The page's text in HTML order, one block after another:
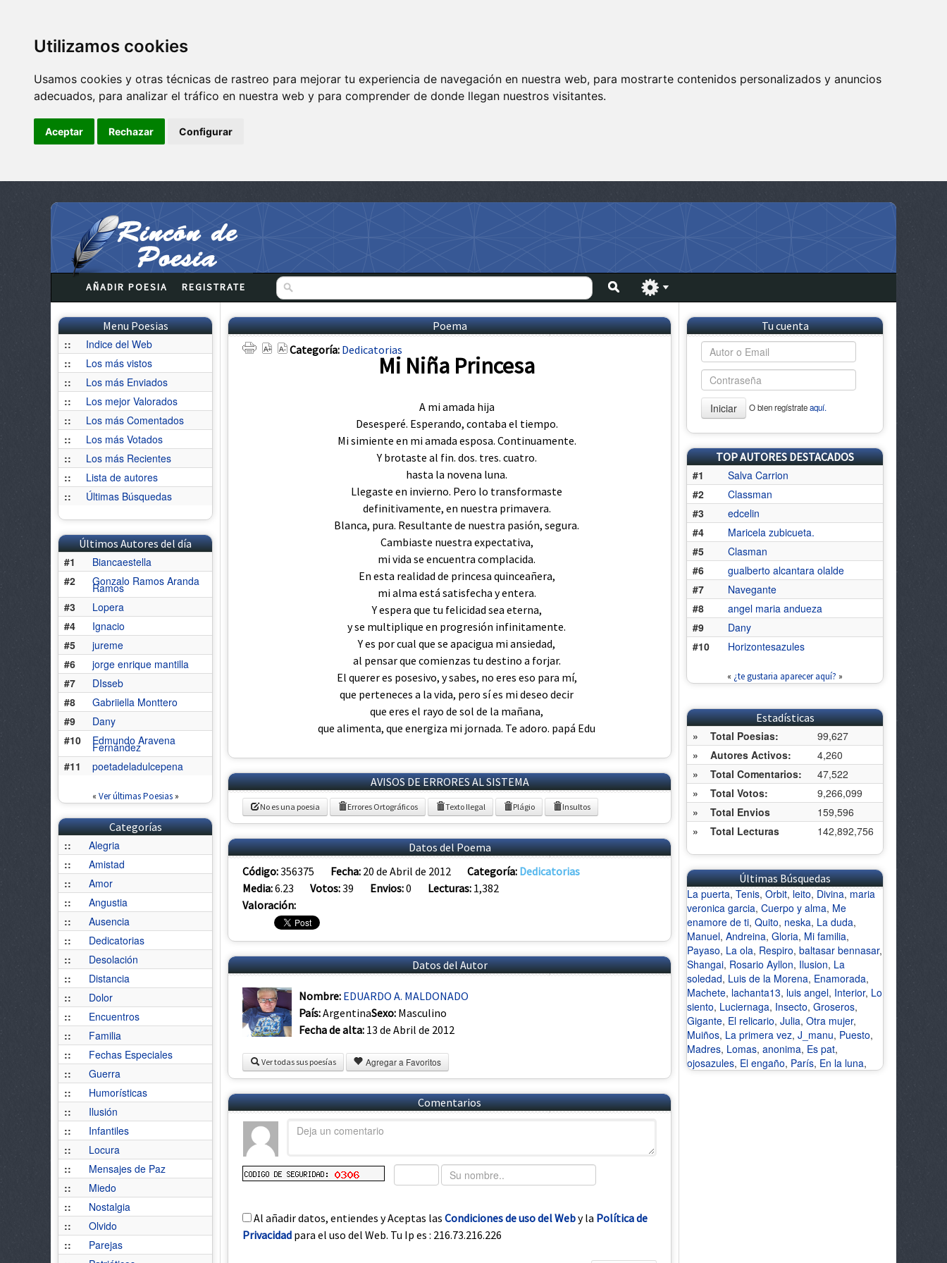
Utilizamos cookies
Usamos cookies y otras técnicas de rastreo para mejorar tu experiencia de navegación en nuestra web, para mostrarte contenidos personalizados y anuncios
adecuados, para analizar el tráfico en nuestra web y para comprender de donde llegan nuestros visitantes.
Aceptar Rechazar Configurar
AÑADIR POESIA REGISTRATE
Menu Poesias
::
Indice del Web
::
Los más vistos
::
Los más Enviados
::
Los mejor Valorados
::
Los más Comentados
::
Los más Votados
::
Los más Recientes
::
Lista de autores
::
Últimas Búsquedas
Últimos Autores del día
#1
Biancaestella
#2
Gonzalo Ramos Aranda
Ramos
#3
Lopera
#4
Ignacio
#5
jureme
#6
jorge enrique mantilla
#7
DIsseb
#8
Gabriiella Monttero
#9
Dany
#10
Edmundo Aravena
Fernández
#11
poetadeladulcepena
« Ver últimas Poesias»
Categorías
::
Alegria
::
Amistad
::
Amor
::
Angustia
::
Ausencia
::
Dedicatorias
::
Desolación
::
Distancia
::
Dolor
::
Encuentros
::
Familia
::
Fechas Especiales
::
Guerra
::
Humorísticas
::
Ilusión
::
Infantiles
::
Locura
::
Mensajes de Paz
::
Miedo
::
Nostalgia
::
Olvido
::
Parejas
Poema
Categoría: Dedicatorias
Mi Niña Princesa
A mi amada hija
Desesperé. Esperando, contaba el tiempo.
Mi simiente en mi amada esposa. Continuamente.
Y brotaste al fin. dos. tres. cuatro.
hasta la novena luna.
Llegaste en invierno. Pero lo transformaste
definitivamente, en nuestra primavera.
Blanca, pura. Resultante de nuestra pasión, segura.
Cambiaste nuestra expectativa,
mi vida se encuentra complacida.
En esta realidad de princesa quinceañera,
mi alma está satisfecha y entera.
Y espera que tu felicidad sea eterna,
y se multiplique en progresión infinitamente.
Y es por cual que se apacigua mi ansiedad,
al pensar que comienzas tu destino a forjar.
El querer es posesivo, y sabes, no eres eso para mí,
que perteneces a la vida, pero sí es mi deseo decir
que eres el rayo de sol de la mañana,
que alimenta, que energiza mi jornada. Te adoro. papá Edu
AVISOS DE ERRORES AL SISTEMA
No es una poesia Errores Ortográficos Texto Ilegal Plágio Insultos
Datos del Poema
Código:356375 Fecha: 20 de Abril de 2012 Categoría: Dedicatorias
Media:6.23 Votos:39 Envios:0 Lecturas: 1,382
Valoración:
Datos del Autor
Nombre: EDUARDO A. MALDONADO
País:ArgentinaSexo: Masculino
Fecha de alta: 13 de Abril de 2012
Ver todas sus poesías Agregar a Favoritos
Comentarios
Al añadir datos, entiendes y Aceptas las Condiciones de uso del Weby la Política de
Privacidad para el uso del Web. Tu Ip es : 216.73.216.226
Tu cuenta
Iniciar O bien regístrateaquí.
TOP AUTORES DESTACADOS
#1
Salva Carrion
#2
Classman
#3
edcelin
#4
Maricela zubicueta.
#5
Clasman
#6
gualberto alcantara olalde
#7
Navegante
#8
angel maria andueza
#9
Dany
#10
Horizontesazules
« ¿te gustaria aparecer aquí? »
Estadísticas
»
Total Poesias:
99,627
»
Autores Activos:
4,260
»
Total Comentarios:
47,522
»
Total Votos:
9,266,099
»
Total Envios
159,596
»
Total Lecturas 142,892,756
Últimas Búsquedas
La puerta, Tenis, Orbit, leito, Divina, maria
veronica garcia, Cuerpo y alma, Me
enamore de ti, Quito, neska, La duda,
Manuel, Andreina, Gloria, Mi familia,
Payaso, La ola, Respiro, baltasar bennasar,
Shangai, Rosario Ayllon, Ilusion, La
soledad, Luis de la Morena, Enamorada,
Machete, lachanta13, luis angel, Interior, Lo
siento, Luciernaga, Insecto, Groseros,
Gigante, El relicario, Julia, Otra mujer,
Muiños, La primera vez, J_manu, Puesto,
Madres, Lomas, anonima, Es pat,
ojosazules, El engaño, París, En la luna,